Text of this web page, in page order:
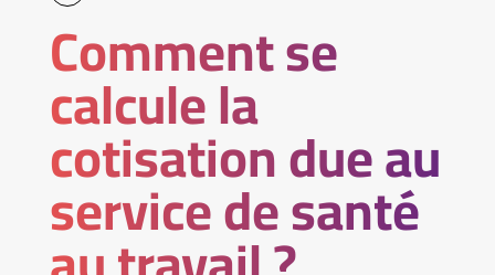
Comment se
calcule la
cotisation due au
service de santé